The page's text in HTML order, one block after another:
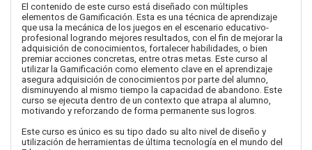
El contenido de este curso está diseñado con múltiples
elementos de Gamificación. Esta es una técnica de aprendizaje
que usa la mecánica de los juegos en el escenario educativo-
profesional logrando mejores resultados, con el fin de mejorar la
adquisición de conocimientos, fortalecer habilidades, o bien
premiar acciones concretas, entre otras metas. Este curso al
utilizar la Gamificación como elemento clave en el aprendizaje
asegura adquisición de conocimientos por parte del alumno,
disminuyendo al mismo tiempo la capacidad de abandono. Este
curso se ejecuta dentro de un contexto que atrapa al alumno,
motivando y reforzando de forma permanente sus logros.
Este curso es único es su tipo dado su alto nivel de diseño y
utilización de herramientas de última tecnología en el mundo del